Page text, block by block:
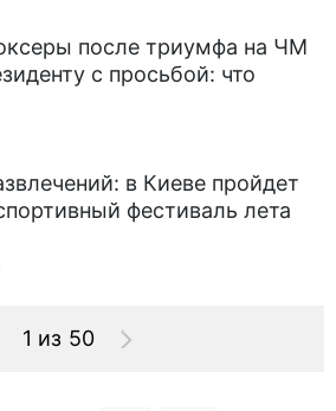
после триумфа на ЧМ
с просьбой: что
в Киеве пройдет
фестиваль лета
1 из 50